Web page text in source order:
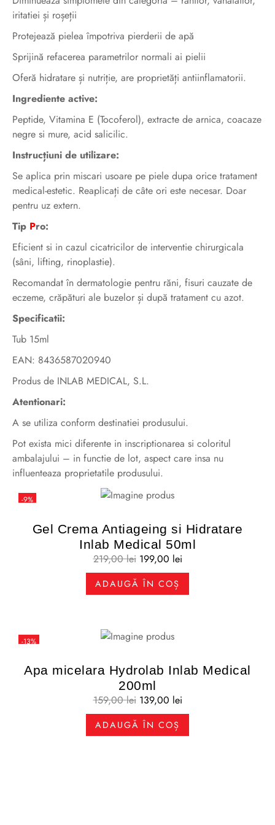
iritatiei și roșeții
Protejează pielea împotriva pierderii de apă
Sprijină refacerea parametrilor normali ai pielii
Oferă hidratare și nutriție, are proprietăți antiinflamatorii.
Ingrediente active:
Peptide, Vitamina E (Tocoferol), extracte de arnica, coacaze
negre si mure, acid salicilic.
Instrucțiuni de utilizare:
Se aplica prin miscari usoare pe piele dupa orice tratament
medical-estetic. Reaplicați de câte ori este necesar. Doar
pentru uz extern.
Tip Pro:
Eficient si in cazul cicatricilor de interventie chirurgicala
(sâni, lifting, rinoplastie).
Recomandat în dermatologie pentru răni, fisuri cauzate de
eczeme, crăpături ale buzelor și după tratament cu azot.
Specificatii:
Tub 15ml
EAN: 8436587020940
Produs de INLAB MEDICAL, S.L.
Atentionari:
A se utiliza conform destinatiei produsului.
Pot exista mici diferente in inscriptionarea si coloritul
ambalajului – in functie de lot, aspect care insa nu
influenteaza proprietatile produsului.
-9%
Gel Crema Antiageing si Hidratare
Inlab Medical 50ml
219,00lei 199,00 lei
ADAUGĂ ÎN COȘ
-13%
Apa micelara Hydrolab Inlab Medical
200ml
159,00lei 139,00 lei
ADAUGĂ ÎN COȘ